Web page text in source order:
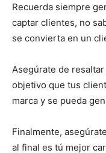
Recuerda siempre
captar clientes, no
se convierta en un
Asegúrate de
objetivo que tus
marca y se pueda
Finalmente,
al final es tú mejor